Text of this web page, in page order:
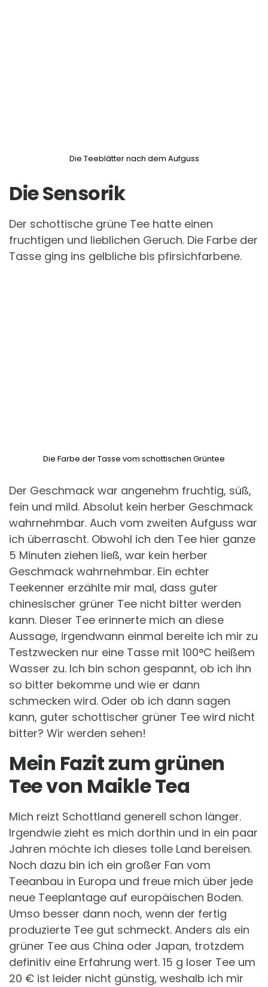
Die Teeblätter nach dem Aufguss
Die Sensorik
Der schottische grüne Tee hatte einen
fruchtigen und lieblichen Geruch. Die Farbe der
Tasse ging ins gelbliche bis pfirsichfarbene.
Die Farbe der Tasse vom schottischen Grüntee
Der Geschmack war angenehm fruchtig, süß,
fein und mild. Absolut kein herber Geschmack
wahrnehmbar. Auch vom zweiten Aufguss war
ich überrascht. Obwohl ich den Tee hier ganze
5 Minuten ziehen ließ, war kein herber
Geschmack wahrnehmbar. Ein echter
Teekenner erzählte mir mal, dass guter
chinesischer grüner Tee nicht bitter werden
kann. Dieser Tee erinnerte mich an diese
Aussage, irgendwann einmal bereite ich mir zu
Testzwecken nur eine Tasse mit 100°C heißem
Wasser zu. Ich bin schon gespannt, ob ich ihn
so bitter bekomme und wie er dann
schmecken wird. Oder ob ich dann sagen
kann, guter schottischer grüner Tee wird nicht
bitter? Wir werden sehen!
Mein Fazit zum grünen
Tee von Maikle Tea
Mich reizt Schottland generell schon länger.
Irgendwie zieht es mich dorthin und in ein paar
Jahren möchte ich dieses tolle Land bereisen.
Noch dazu bin ich ein großer Fan vom
Teeanbau in Europa und freue mich über jede
neue Teeplantage auf europäischen Boden.
Umso besser dann noch, wenn der fertig
produzierte Tee gut schmeckt. Anders als ein
grüner Tee aus China oder Japan, trotzdem
definitiv eine Erfahrung wert. 15 g loser Tee um
20 € ist leider nicht günstig, weshalb ich mir